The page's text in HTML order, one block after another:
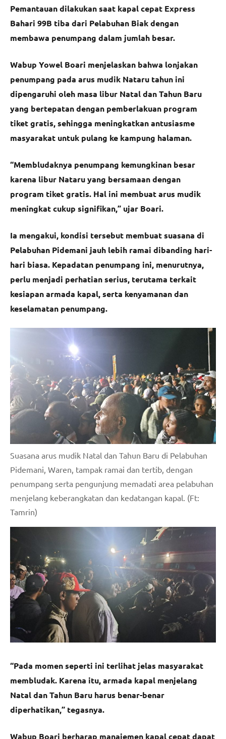
Pemantauan dilakukan saat kapal cepat Express
Bahari 99B tiba dari Pelabuhan Biak dengan
membawa penumpang dalam jumlah besar.
Wabup Yowel Boari menjelaskan bahwa lonjakan
penumpang pada arus mudik Nataru tahun ini
dipengaruhi oleh masa libur Natal dan Tahun Baru
yang bertepatan dengan pemberlakuan program
tiket gratis, sehingga meningkatkan antusiasme
masyarakat untuk pulang ke kampung halaman.
“Membludaknya penumpang kemungkinan besar
karena libur Nataru yang bersamaan dengan
program tiket gratis. Hal ini membuat arus mudik
meningkat cukup signifikan,” ujar Boari.
Ia mengakui, kondisi tersebut membuat suasana di
Pelabuhan Pidemani jauh lebih ramai dibanding hari-
hari biasa. Kepadatan penumpang ini, menurutnya,
perlu menjadi perhatian serius, terutama terkait
kesiapan armada kapal, serta kenyamanan dan
keselamatan penumpang.
Suasana arus mudik Natal dan Tahun Baru di Pelabuhan
Pidemani, Waren, tampak ramai dan tertib, dengan
penumpang serta pengunjung memadati area pelabuhan
menjelang keberangkatan dan kedatangan kapal. (Ft:
Tamrin)
“Pada momen seperti ini terlihat jelas masyarakat
membludak. Karena itu, armada kapal menjelang
Natal dan Tahun Baru harus benar-benar
diperhatikan,” tegasnya.
Wabup Boari berharap manajemen kapal cepat dapat